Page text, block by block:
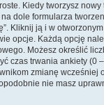
Kiedy tworzysz
dole formularza
Kliknij ją i w
opcje. Każdą opcję
Możesz określić
czas trwania ankiety (0
zmianę wcześniej
nie masz